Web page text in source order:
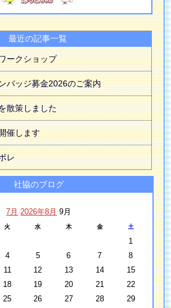
最近の記事一覧
ークショップ
バッジ募金2026のご案内
散策しました
催します
レ
社協のブログ
7月 2026年8月 9月
火 水 木 金 土
1
4 5 6 7
8
11 12 13 14
15
18 19 20 21
22
25 26 27 28
29